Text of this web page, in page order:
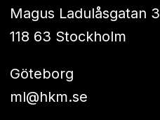
Magus Ladulåsgatan 3
118 63 Stockholm
Göteborg
ml@hkm.se